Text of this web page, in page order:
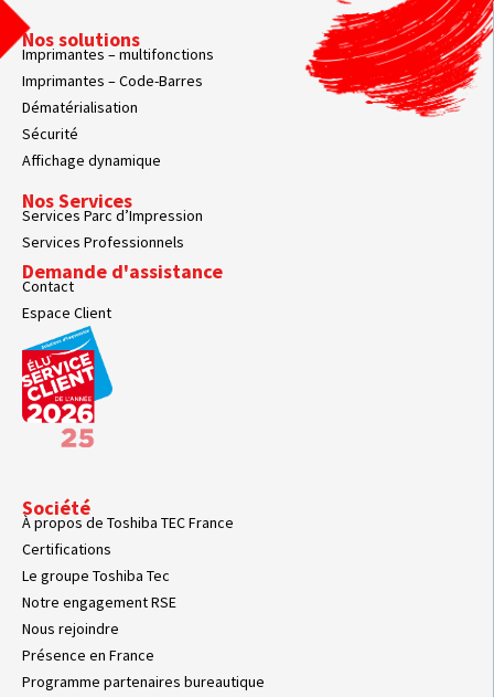
Nos solutions
Imprimantes – multifonctions
Imprimantes – Code-Barres
Dématérialisation
Sécurité
Affichage dynamique
Nos Services
Services Parc d’Impression
Services Professionnels
Demande d'assistance
Contact
Espace Client
Société
À propos de Toshiba TEC France
Certifications
Le groupe Toshiba Tec
Notre engagement RSE
Nous rejoindre
Présence en France
Programme partenaires bureautique